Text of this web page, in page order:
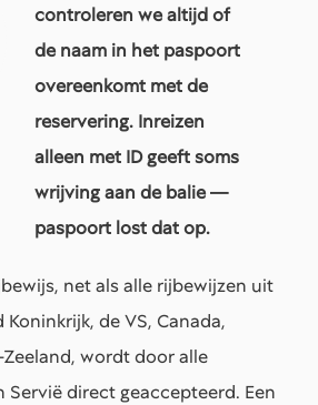
controleren we altijd of
de naam in het paspoort
overeenkomt met de
reservering. Inreizen
alleen met ID geeft soms
wrijving aan de balie —
paspoort lost dat op.
net als alle rijbewijzen uit
Koninkrijk, de VS, Canada,
wordt door alle
direct geaccepteerd. Een